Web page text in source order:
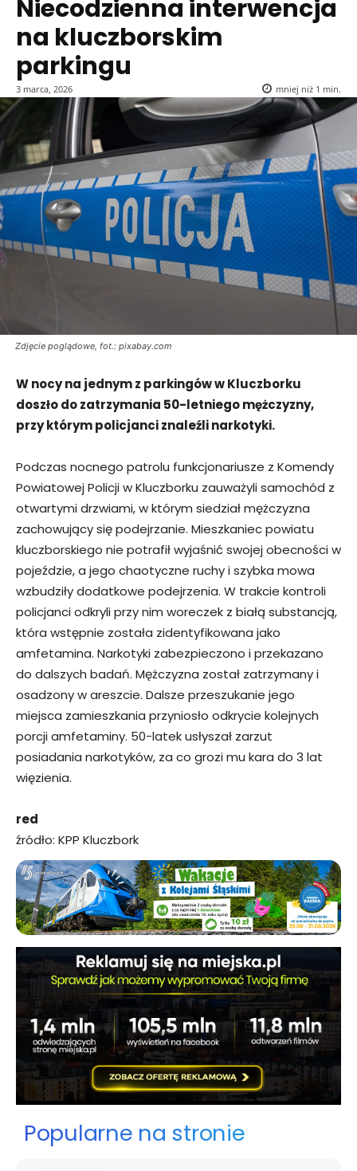
Niecodzienna interwencja
na kluczborskim
parkingu
3 marca, 2026 mniej niż 1 min.
Zdjęcie poglądowe, fot.: pixabay.com
W nocy na jednym z parkingów w Kluczborku
doszło do zatrzymania 50-letniego mężczyzny,
przy którym policjanci znaleźli narkotyki.
Podczas nocnego patrolu funkcjonariusze z Komendy
Powiatowej Policji w Kluczborku zauważyli samochód z
otwartymi drzwiami, w którym siedział mężczyzna
zachowujący się podejrzanie. Mieszkaniec powiatu
kluczborskiego nie potrafił wyjaśnić swojej obecności w
pojeździe, a jego chaotyczne ruchy i szybka mowa
wzbudziły dodatkowe podejrzenia. W trakcie kontroli
policjanci odkryli przy nim woreczek z białą substancją,
która wstępnie została zidentyfikowana jako
amfetamina. Narkotyki zabezpieczono i przekazano
do dalszych badań. Mężczyzna został zatrzymany i
osadzony w areszcie. Dalsze przeszukanie jego
miejsca zamieszkania przyniosło odkrycie kolejnych
porcji amfetaminy. 50-latek usłyszał zarzut
posiadania narkotyków, za co grozi mu kara do 3 lat
więzienia.
red
źródło: KPP Kluczbork
Popularne na stronie